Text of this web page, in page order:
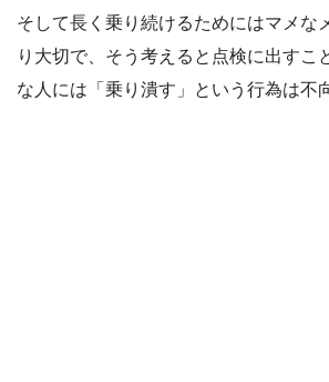
そして長く乗り続けるためにはマメな
り大切で、そう考えると点検に出すこ
な人には「乗り潰す」という行為は不